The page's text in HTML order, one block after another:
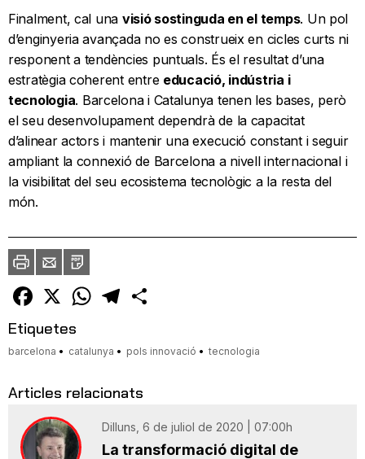
Finalment, cal una visió sostinguda en el temps. Un pol
d’enginyeria avançada no es construeix en cicles curts ni
responent a tendències puntuals. És el resultat d’una
estratègia coherent entre educació, indústria i
tecnologia. Barcelona i Catalunya tenen les bases, però
el seu desenvolupament dependrà de la capacitat
d’alinear actors i mantenir una execució constant i seguir
ampliant la connexió de Barcelona a nivell internacional i
la visibilitat del seu ecosistema tecnològic a la resta del
món.
ImprimirEnvia
un
amic
PDF
Facebook
X WhatsAppTelegram
Etiquetes
barcelona catalunya pols innovació tecnologia
Articles relacionats
Dilluns, 6 de juliol de 2020 | 07:00h
La transformació digital de